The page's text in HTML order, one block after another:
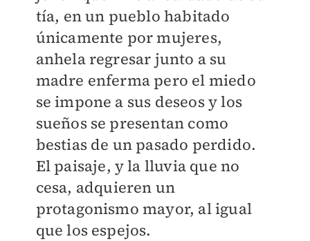
tía, en un pueblo habitado
únicamente por mujeres,
anhela regresar junto a su
madre enferma pero el miedo
se impone a sus deseos y los
sueños se presentan como
bestias de un pasado perdido.
El paisaje, y la lluvia que no
cesa, adquieren un
protagonismo mayor, al igual
que los espejos.